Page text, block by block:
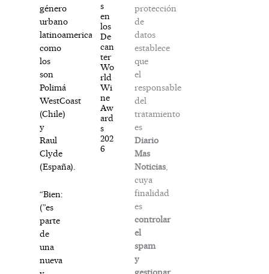
género
urbano
latinoamericano
como
los
son
Polimá
WestCoast
(Chile)
y
Raul
Clyde
(España).
“Bien:
(”es
parte
de
una
nueva
s
en
los
De
can
ter
Wo
rld
Wi
ne
Aw
ard
s
202
6
protección
de
datos
establece
que
el
responsable
del
tratamiento
es
Diario
Mas
Noticias,
cuya
finalidad
es
controlar
el
spam
y
gestionar